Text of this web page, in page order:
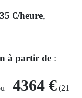
€/heure,
à partir de:
4364 €(21